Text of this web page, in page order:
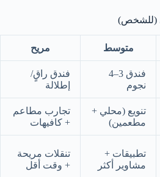
(للشخص)
متوسط مريح
فندق 3–4
نجوم
فندق راقٍ/
إطلالة
تنويع (محلي +
مطعمين)
تجارب مطاعم
+ كافيهات
تطبيقات +
مشاوير أكثر
تنقلات مريحة
+ وقت أقل